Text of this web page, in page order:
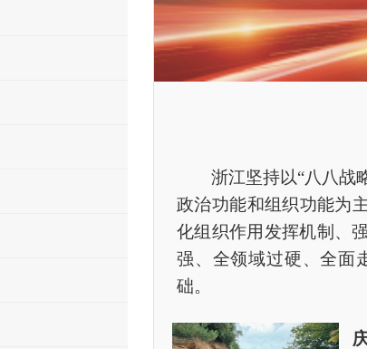
浙江坚持以“八八战略
政治功能和组织功能为
化组织作用发挥机制、
强、全领域过硬、全面
础。